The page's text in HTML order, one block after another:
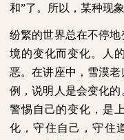
和”了。所以，某种现
纷繁的世界总在不停
境的变化而变化。人
恶。在讲座中，雪漠
例，说明人是会变化
警惕自己的变化，是
化，守住自己，守住